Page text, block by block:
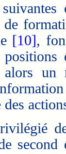
de
[10],
un
des
de